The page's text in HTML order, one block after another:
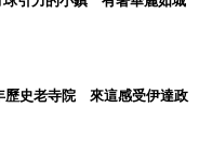
歷史老寺院 來這感受伊達政